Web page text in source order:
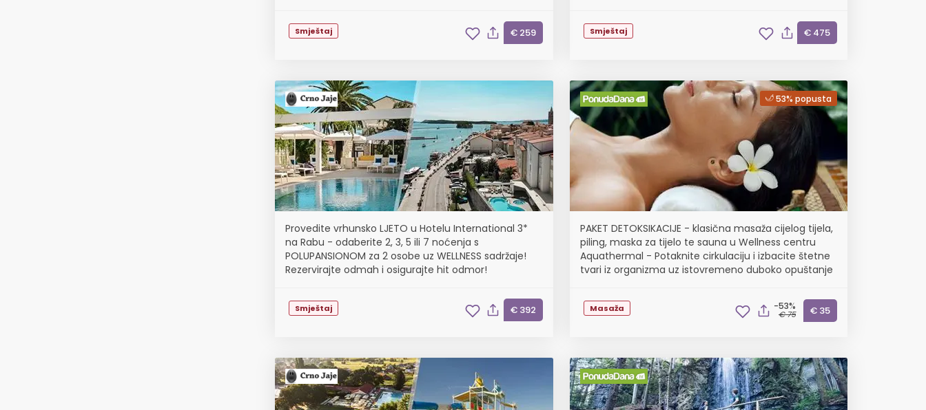
Smještaj € 259 Smještaj € 475
Provedite vrhunsko LJETO u Hotelu International 3*
na Rabu - odaberite 2, 3, 5 ili 7 noćenja s
POLUPANSIONOM za 2 osobe uz WELLNESS sadržaje!
Rezervirajte odmah i osigurajte hit odmor!
Smještaj € 392
53% popusta
PAKET DETOKSIKACIJE - klasična masaža cijelog tijela,
piling, maska za tijelo te sauna u Wellness centru
Aquathermal - Potaknite cirkulaciju i izbacite štetne
tvari iz organizma uz istovremeno duboko opuštanje
Masaža -53%
€ 75 € 35